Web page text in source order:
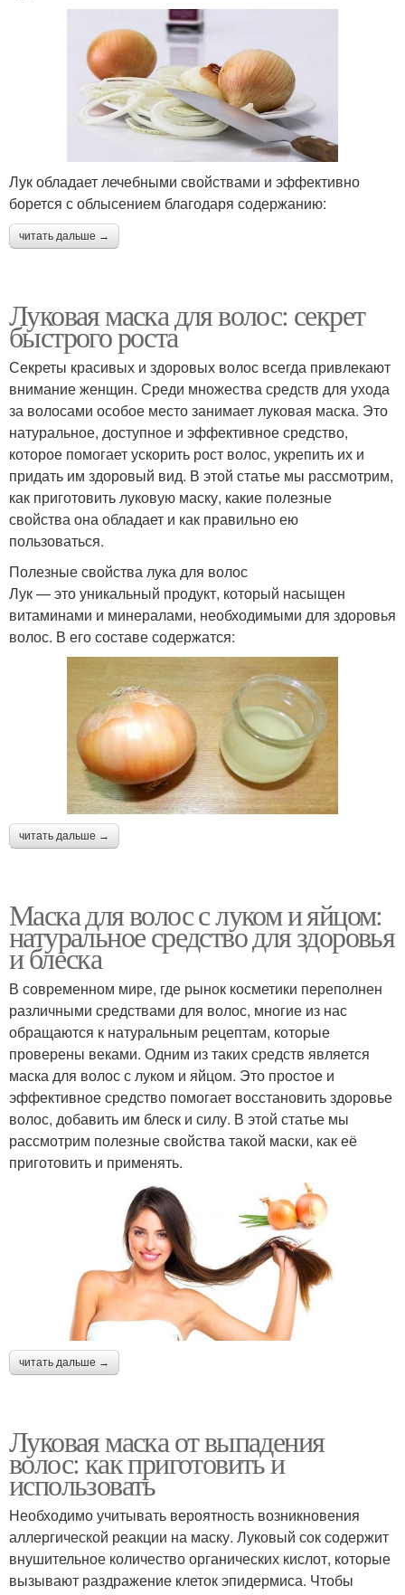
Лук обладает лечебными свойствами и эффективно
борется с облысением благодаря содержанию:
читать дальше →
Луковая маска для волос: секрет
быстрого роста
Секреты красивых и здоровых волос всегда привлекают
внимание женщин. Среди множества средств для ухода
за волосами особое место занимает луковая маска. Это
натуральное, доступное и эффективное средство,
которое помогает ускорить рост волос, укрепить их и
придать им здоровый вид. В этой статье мы рассмотрим,
как приготовить луковую маску, какие полезные
свойства она обладает и как правильно ею
пользоваться.
Полезные свойства лука для волос
Лук — это уникальный продукт, который насыщен
витаминами и минералами, необходимыми для здоровья
волос. В его составе содержатся:
читать дальше →
Маска для волос с луком и яйцом:
натуральное средство для здоровья
и блеска
В современном мире, где рынок косметики переполнен
различными средствами для волос, многие из нас
обращаются к натуральным рецептам, которые
проверены веками. Одним из таких средств является
маска для волос с луком и яйцом. Это простое и
эффективное средство помогает восстановить здоровье
волос, добавить им блеск и силу. В этой статье мы
рассмотрим полезные свойства такой маски, как её
приготовить и применять.
читать дальше →
Луковая маска от выпадения
волос: как приготовить и
использовать
Необходимо учитывать вероятность возникновения
аллергической реакции на маску. Луковый сок содержит
внушительное количество органических кислот, которые
вызывают раздражение клеток эпидермиса. Чтобы